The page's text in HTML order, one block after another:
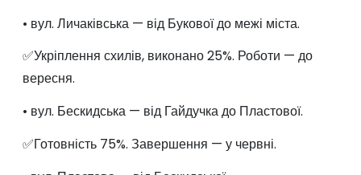
• вул. Личаківська — від Букової до межі міста.
✅Укріплення схилів, виконано 25%. Роботи — до
вересня.
• вул. Бескидська — від Гайдучка до Пластової.
✅Готовність 75%. Завершення — у червні.